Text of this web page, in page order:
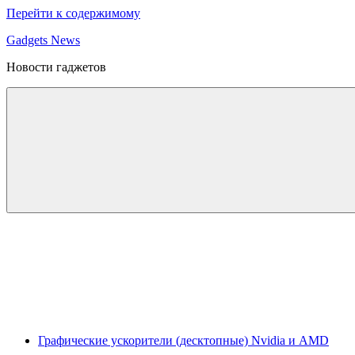
Перейти к содержимому
Gadgets News
Новости гаджетов
Графические ускорители (десктопные) Nvidia и AMD